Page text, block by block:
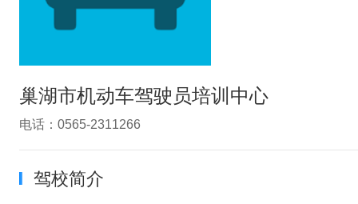
巢湖市机动车驾驶员培训中心
电话：0565-2311266
驾校简介